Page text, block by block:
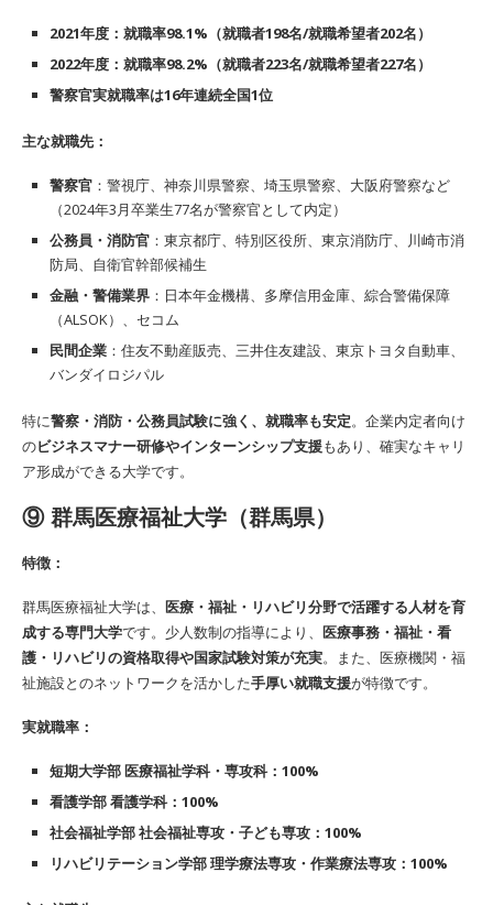
2021年度：就職率98.1% （就職者198名/就職希望者202名）
2022年度：就職率98.2% （就職者223名/就職希望者227名）
警察官実就職率は16年連続全国1位
主な就職先：
警察官 ：警視庁、神奈川県警察、埼玉県警察、大阪府警察など
（2024年3月卒業生77名が警察官として内定）
公務員・消防官 ：東京都庁、特別区役所、東京消防庁、川崎市消
防局、自衛官幹部候補生
金融・警備業界 ：日本年金機構、多摩信用金庫、綜合警備保障
（ALSOK）、セコム
民間企業 ：住友不動産販売、三井住友建設、東京トヨタ自動車、
バンダイロジパル
特に警察・消防・公務員試験に強く、就職率も安定。企業内定者向け
のビジネスマナー研修やインターンシップ支援もあり、確実なキャリ
ア形成ができる大学です。
⑨ 群馬医療福祉大学（群馬県）
特徴：
群馬医療福祉大学は、 医療・福祉・リハビリ分野で活躍する人材を育
成する専門大学です。少人数制の指導により、 医療事務・福祉・看
護・リハビリの資格取得や国家試験対策が充実。また、医療機関・福
祉施設とのネットワークを活かした手厚い就職支援が特徴です。
実就職率：
短期大学部 医療福祉学科・専攻科：100%
看護学部 看護学科：100%
社会福祉学部 社会福祉専攻・子ども専攻：100%
リハビリテーション学部 理学療法専攻・作業療法専攻：100%